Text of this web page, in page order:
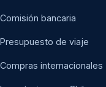
Comisión bancaria
Presupuesto de viaje
Compras internacionales